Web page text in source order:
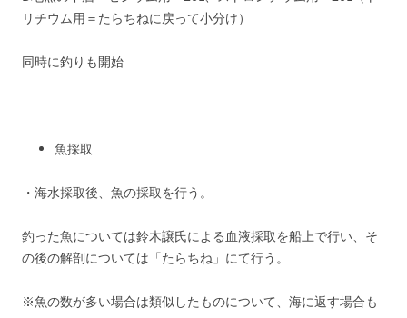
リチウム用＝たらちねに戻って小分け）
同時に釣りも開始
魚採取
・海水採取後、魚の採取を行う。
釣った魚については鈴木譲氏による血液採取を船上で行い、そ
の後の解剖については「たらちね」にて行う。
※魚の数が多い場合は類似したものについて、海に返す場合も